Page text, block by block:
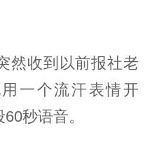
然收到以前报社老
一个流汗表情开
秒语音。